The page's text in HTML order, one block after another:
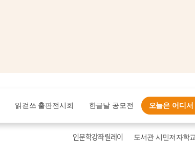
읽걷쓰 출판전시회 한글날 공모전 오늘은 어디
인문학강좌릴레이 도서관 시민저자학교